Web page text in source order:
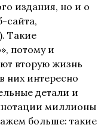
издания, но и о
сайта,
Такие
потому и
вторую жизнь
них интересно
детали и
миллионы
больше: такие